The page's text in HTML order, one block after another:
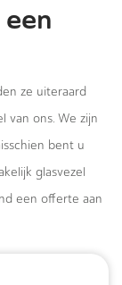
ze uiteraard
van ons. We zijn
bent u
glasvezel
een offerte aan